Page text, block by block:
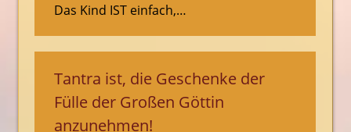
Das Kind IST einfach,…
Tantra ist, die Geschenke der
Fülle der Großen Göttin
anzunehmen!